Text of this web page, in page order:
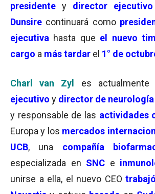
presidente y director ejecutivo
Dunsire continuará como
ejecutiva hasta que el nuevo
cargo a más tardar el 1° de
Charl van Zyl es actualmente
ejecutivo y director de neurología
y responsable de las actividades
Europa y los mercados
UCB, una compañía
especializada en SNC e
unirse a ella, el nuevo CEO trabajó